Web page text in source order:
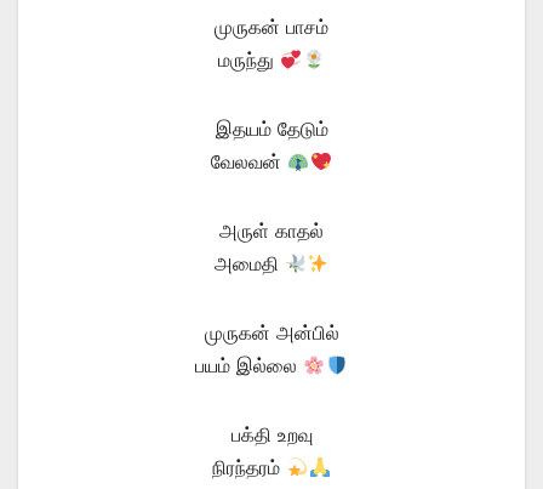
முருகன் பாசம்
மருந்து
இதயம் தேடும்
வேலவன்
அருள் காதல்
அமைதி
முருகன் அன்பில்
பயம் இல்லை
பக்தி உறவு
நிரந்தரம்